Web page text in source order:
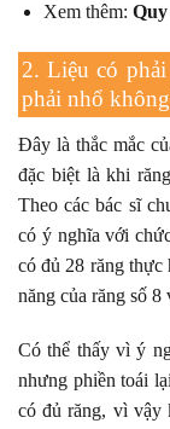
Xem thêm:
2. Liệu có
phải nhổ
Đây là thắc mắc
đặc biệt là khi
Theo các bác sĩ
có ý nghĩa với
có đủ 28 răng thực
năng của răng số
Có thể thấy vì ý
nhưng phiền toái
có đủ răng, vì vậy